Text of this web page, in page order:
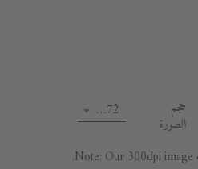
حجم
الصورة
72 dpi
Note: Our 300dpi image